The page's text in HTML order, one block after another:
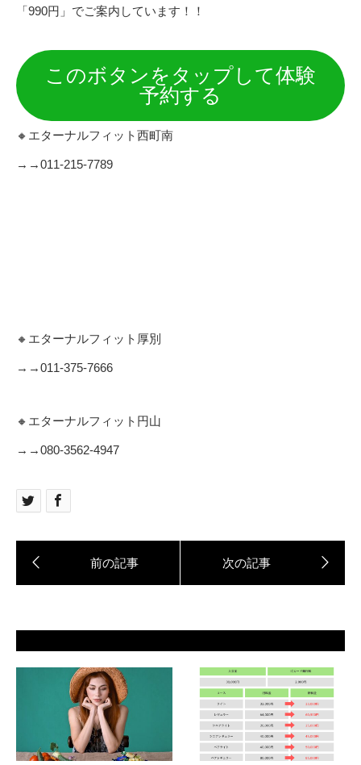
「990円」でご案内しています！！
このボタンをタップして体験
予約する
🔸エターナルフィット西町南
→→011-215-7789
🔸エターナルフィット厚別
→→011-375-7666
🔸エターナルフィット円山
→→080‐3562‐4947